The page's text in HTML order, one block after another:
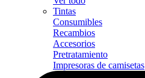
Tintas
Consumibles
Recambios
Accesorios
Pretratamiento
Impresoras de camisetas